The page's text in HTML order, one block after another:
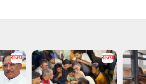
राज्य राज्य